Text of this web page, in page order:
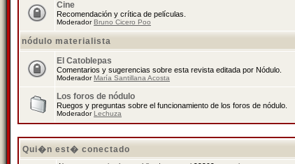
Cine
Recomendación y crítica de películas.
ModeradorBruno Cicero Poo
nódulo materialista
El Catoblepas
Comentarios y sugerencias sobre esta revista editada por Nódulo.
ModeradorMaría Santillana Acosta
Los foros de nódulo
Ruegos y preguntas sobre el funcionamiento de los foros de nódulo.
ModeradorLechuza
Qui�n est� conectado